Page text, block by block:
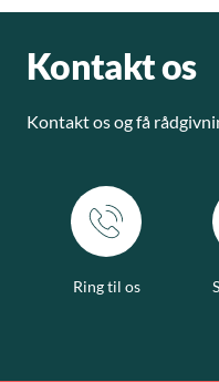
Kontakt os
Kontakt os og få
Ring til os